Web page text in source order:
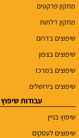
מתקין פרקטים
מתקין דלתות
שיפוצים בדרום
שיפוצים בצפון
שיפוצים במרכז
שיפוצים בירושלים
עבודות שיפוץ
שיפוץ בניין
שיפוצים לעסקים